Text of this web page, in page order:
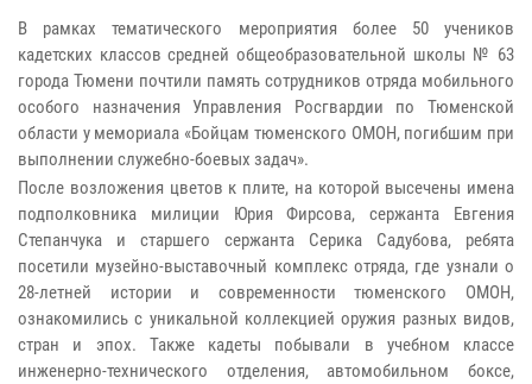
В рамках тематического мероприятия более 50 учеников
кадетских классов средней общеобразовательной школы № 63
города Тюмени почтили память сотрудников отряда мобильного
особого назначения Управления Росгвардии по Тюменской
области у мемориала «Бойцам тюменского ОМОН, погибшим при
выполнении служебно-боевых задач».
После возложения цветов к плите, на которой высечены имена
подполковника милиции Юрия Фирсова, сержанта Евгения
Степанчука и старшего сержанта Серика Садубова, ребята
посетили музейно-выставочный комплекс отряда, где узнали о
28-летней истории и современности тюменского ОМОН,
ознакомились с уникальной коллекцией оружия разных видов,
стран и эпох. Также кадеты побывали в учебном классе
инженерно-технического отделения, автомобильном боксе,